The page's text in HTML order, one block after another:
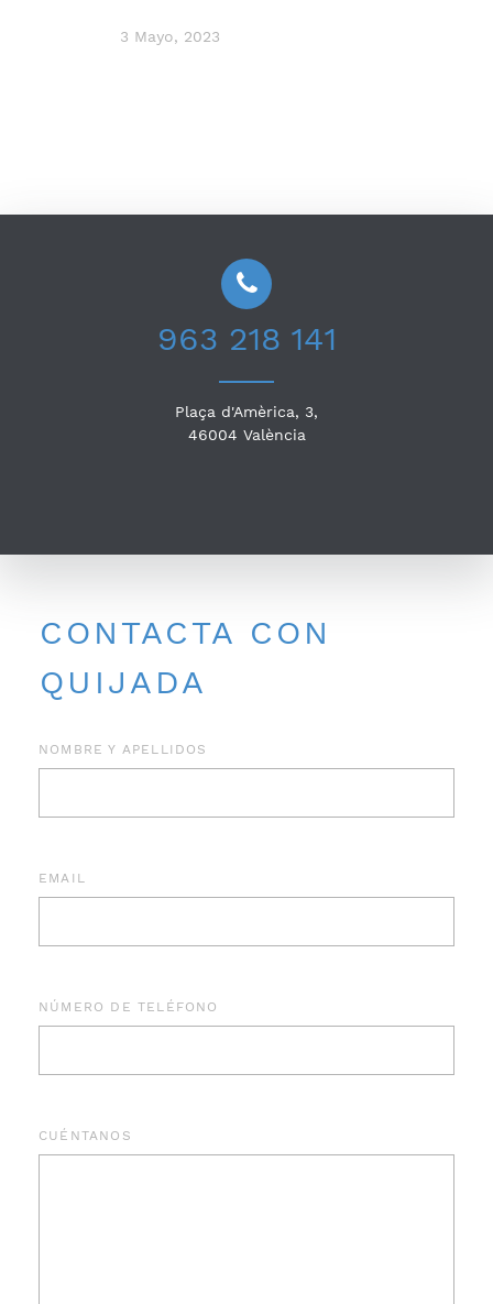
3 Mayo, 2023
963 218 141
Plaça d'Amèrica, 3,
46004 València
CONTACTA CON
QUIJADA
NOMBRE Y APELLIDOS
EMAIL
NÚMERO DE TELÉFONO
CUÉNTANOS